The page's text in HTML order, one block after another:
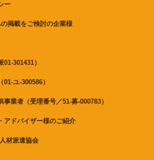
ー
の掲載をご検討の企業様
301431）
ユ-300586）
業者（受理番号／51-募-000783）
アドバイザー様のご紹介
材派遣協会